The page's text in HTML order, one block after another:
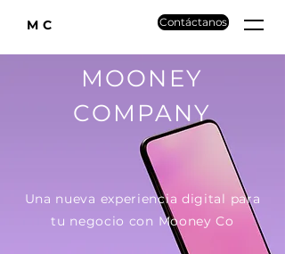
MC Contáctanos
MOONEY
COMPANY
Una nueva experiencia digital para
tu negocio con Mooney Co